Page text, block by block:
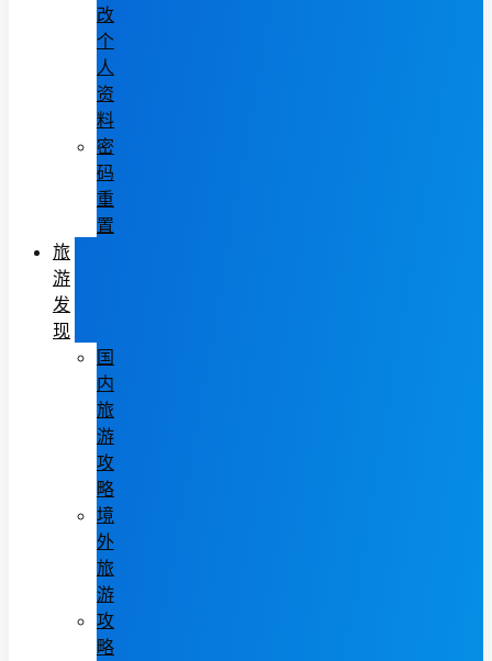
改
个
人
资
料
密
码
重
置
旅
游
发
现
国
内
旅
游
攻
略
境
外
旅
游
攻
略